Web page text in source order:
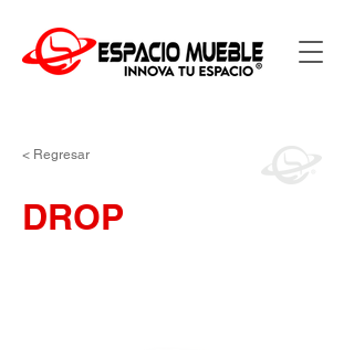
< Regresar
DROP